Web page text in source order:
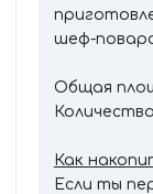
шеф-
Общая
Как
Если ты